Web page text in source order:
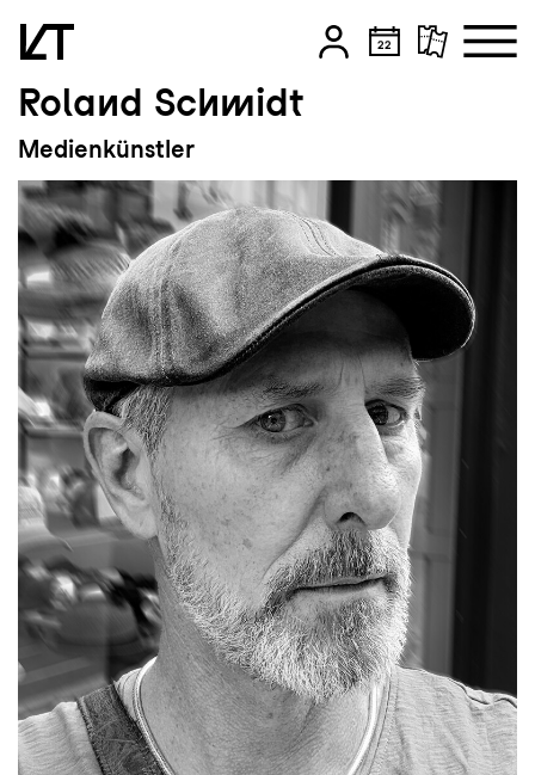
Zum Hauptinhalt springen
Zum Footer springen
Roland Schmidt
Medienkünstler